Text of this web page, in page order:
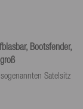
Bootsfender,
Satelsitz